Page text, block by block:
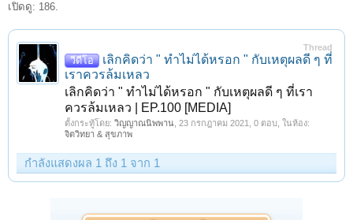
เปิดดู: 186.
Thread
วีดีโอ
เลิกคิดว่า " ทำไม่ได้หรอก " กับเหตุผลดี ๆ ที่
เราควรล้มเหลว
เลิกคิดว่า " ทำไม่ได้หรอก " กับเหตุผลดี ๆ ที่เรา
ควรล้มเหลว | EP.100 [MEDIA]
ตั้งกระทู้โดย: วิญญาณนิพพาน 23 กรกฎาคม 2021
, 0 ตอบ, ในห้อง:
จิตวิทยา & สุขภาพ
กำลังแสดงผล 1 ถึง 1 จาก 1